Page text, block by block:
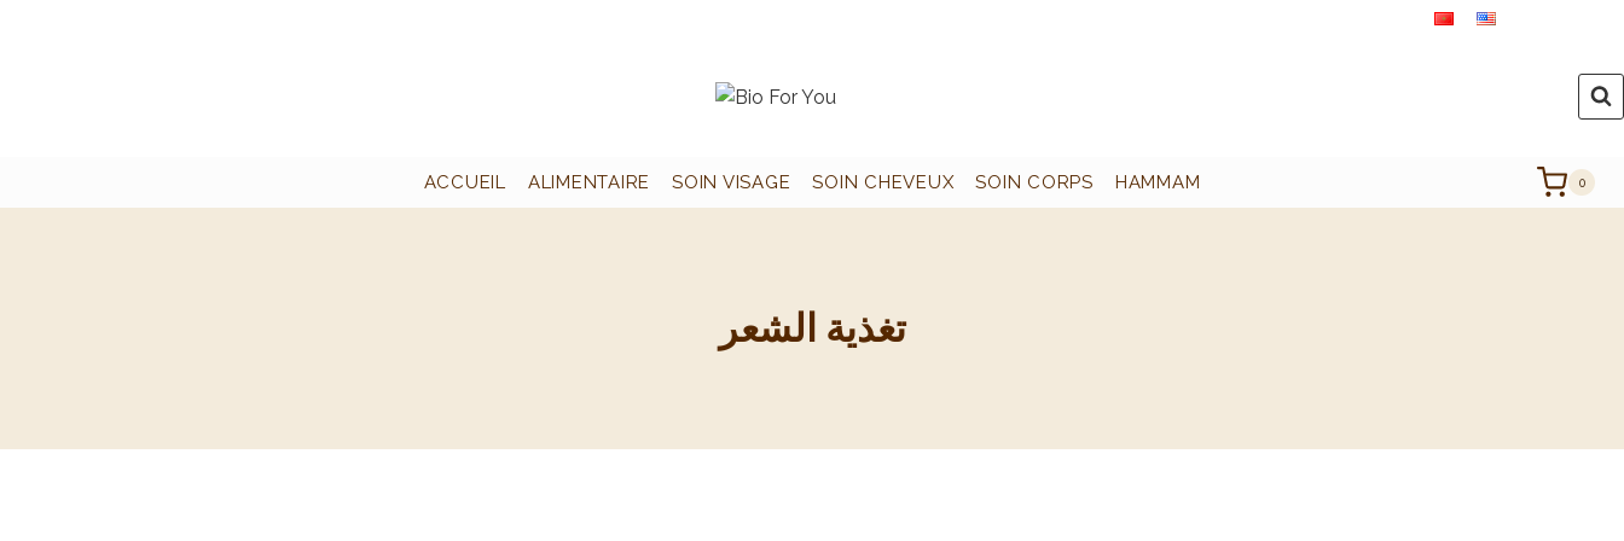
ACCUEIL ALIMENTAIRE SOIN VISAGE SOIN CHEVEUX SOIN CORPS HAMMAM 0
تغذية الشعر